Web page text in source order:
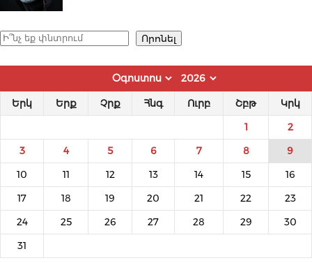
Որոնել Որոնել
Երկ Երք Չրք Հնգ Ուրբ Շբթ Կրկ
1 2
3 4 5 6 7 8 9
10 11 12 13 14 15 16
17 18 19 20 21 22 23
24 25 26 27 28 29 30
31